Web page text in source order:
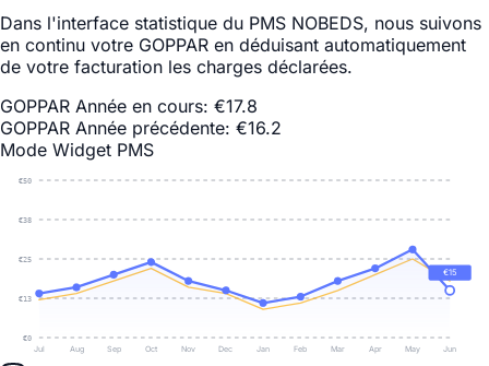
Dans l'interface statistique du PMS NOBEDS, nous suivons
en continu votre GOPPAR en déduisant automatiquement
de votre facturation les charges déclarées.
GOPPAR Année en cours: €17.8
GOPPAR Année précédente: €16.2
Mode Widget PMS
€0
€13
€25
€38
€50
Jul Aug Sep Oct Nov Dec Jan Feb Mar Apr May Jun
€15